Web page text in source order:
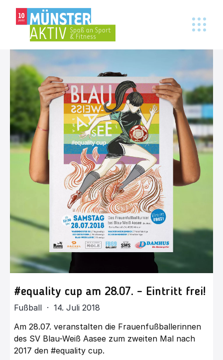
#equality cup am 28.07. – Eintritt frei!
Fußball · 14. Juli 2018
Am 28.07. veranstalten die Frauenfußballerinnen
des SV Blau-Weiß Aasee zum zweiten Mal nach
2017 den #equality cup.